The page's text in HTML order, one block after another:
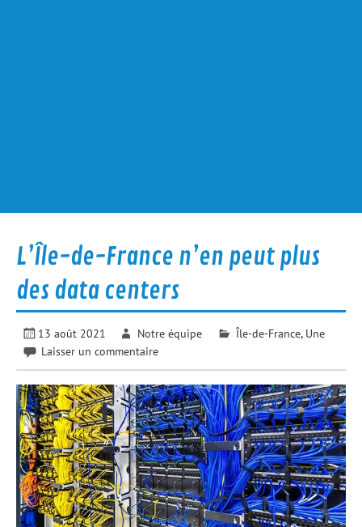
L’Île-de-France n’en peut plus
des data centers
13 août 2021 Notre équipe Île-de-France, Une
Laisser un commentaire